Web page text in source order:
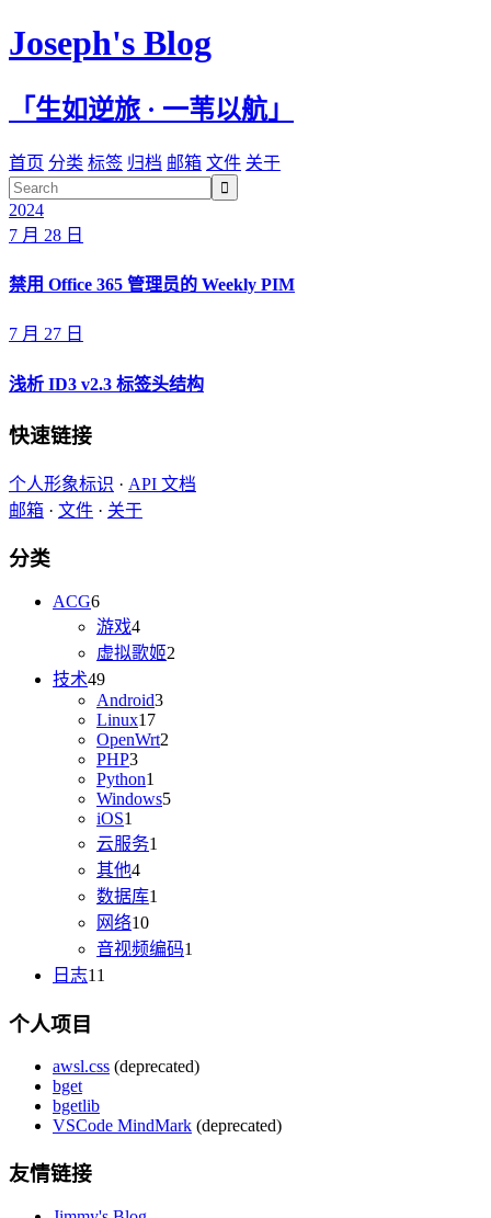
Joseph's Blog
「生如逆旅 · 一苇以航」
首页 分类 标签 归档 邮箱 文件 关于

2024
7 月 28 日
禁用 Office 365 管理员的 Weekly PIM
7 月 27 日
浅析 ID3 v2.3 标签头结构
快速链接
个人形象标识 · API 文档
邮箱 · 文件 · 关于
分类
ACG6
游戏4
虚拟歌姬2
技术49
Android3
Linux17
OpenWrt2
PHP3
Python1
Windows5
iOS1
云服务1
其他4
数据库1
网络10
音视频编码1
日志11
个人项目
awsl.css (deprecated)
bget
bgetlib
VSCode MindMark (deprecated)
友情链接